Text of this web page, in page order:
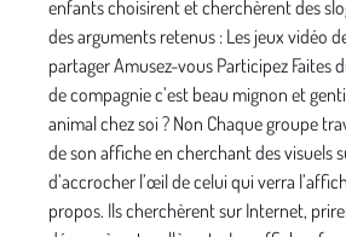
enfants choisirent et cherchèrent des
des arguments retenus : Les jeux vidéo
partager Amusez-vous Participez Faites
de compagnie c’est beau mignon et
animal chez soi ? Non Chaque groupe
de son affiche en cherchant des visuels
d’accrocher l’œil de celui qui verra
propos. Ils cherchèrent sur Internet,